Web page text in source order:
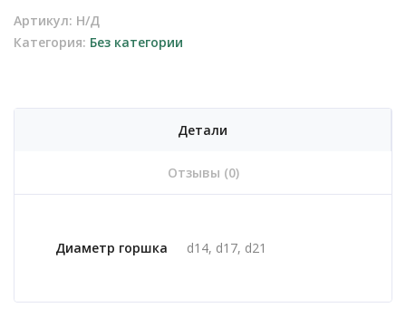
Артикул: Н/Д
Категория: Без категории
Детали
Отзывы (0)
Диаметр горшка d14, d17, d21